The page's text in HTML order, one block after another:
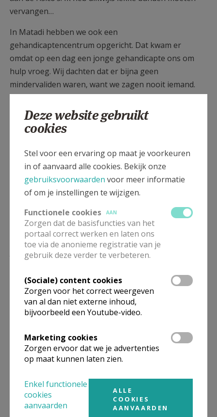
vervangen…
In Matadi hebben we ook een
gehandicaptencentrum opgericht. Dat kwam er
omdat op een dag een jonge gehandicapte ons om
hulp vroeg. Wij dachten dat er bijna geen
mindervaliden waren, want we zagen nooit iemand.
Maar Matadi is een en al rots en die mensen
woonden helemaal beneden. Zij kwamen nooit naar
boven, want ze werden weggestoken. Zo zijn we met
steun van de Europese Unie begonnen met hulp aan
fysisch gehandicapten.
En over welk jaar spreken we nu?
Die bouw vond tussen 1977 en 1980 plaats. Ook het
plaatselijke bisdom zorgde voor mogelijkheden om
er te kunnen werken. We spraken die gehandicapte
jongen aan met het verzoek om zijn soortgenoten
om die mensen op te halen. Meestal waren het
meisjes en die hebben we dan opgeleid om te leren
naaien. Zo hadden ze iets om handen en konden ze
beter voor zichzelf instaan. In het begin wilden die
meisjes zich niet tonen. Ze waren heel beschaamd.
Maar na een jaar verdween die schroom en kwamen
ze enthousiast naar het busje. Ze werden ook veel
Hoe verloopt de situatie nu?
Deze website gebruikt
cookies
Stel voor een ervaring op maat je voorkeuren
in of aanvaard alle cookies. Bekijk onze
gebruiksvoorwaarden voor meer informatie
of om je instellingen te wijzigen.
Functionele cookies
AAN
Zorgen dat de basisfuncties van het
portaal correct werken en laten ons
toe via de anonieme registratie van je
gebruik deze verder te verbeteren.
(Sociale) content cookies
Zorgen voor het correct weergeven
van al dan niet externe inhoud,
bijvoorbeeld een Youtube-video.
Marketing cookies
Zorgen ervoor dat we je advertenties
op maat kunnen laten zien.
Enkel functionele
cookies
aanvaarden
ALLE
COOKIES
AANVAARDEN